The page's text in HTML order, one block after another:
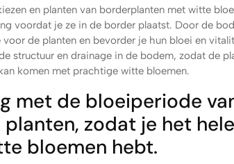
en planten van borderplanten met witte
voordat je ze in de border plaatst. Door de
de planten en bevorder je hun bloei en
structuur en drainage in de bodem, zodat de
komen met prachtige witte bloemen.
met de bloeiperiode
zodat je het
bloemen hebt.